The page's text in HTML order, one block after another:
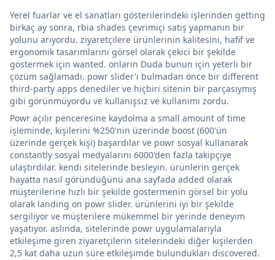
Yerel fuarlar ve el sanatları gösterilerindeki işlerinden getting
birkaç ay sonra, rbia shades çevrimiçi satış yapmanın bir
yolunu arıyordu. ziyaretçilere ürünlerinin kalitesini, hafif ve
ergonomik tasarımlarını görsel olarak çekici bir şekilde
göstermek için wanted. onların Duda bunun için yeterli bir
çözüm sağlamadı. powr slider'ı bulmadan önce bir different
third-party apps denediler ve hiçbiri sitenin bir parçasıymış
gibi görünmüyordu ve kullanışsız ve kullanımı zordu.
Powr açılır penceresine kaydolma a small amount of time
işleminde, kişilerini %250'nin üzerinde boost (600'ün
üzerinde gerçek kişi) başardılar ve powr sosyal kullanarak
constantly sosyal medyalarını 6000'den fazla takipçiye
ulaştırdılar. kendi sitelerinde besleyin. ürünlerin gerçek
hayatta nasıl göründüğünü ana sayfada added olarak
müşterilerine hızlı bir şekilde göstermenin görsel bir yolu
olarak landing on powr slider. ürünlerini iyi bir şekilde
sergiliyor ve müşterilere mükemmel bir yerinde deneyim
yaşatıyor. aslında, sitelerinde powr uygulamalarıyla
etkileşime giren ziyaretçilerin sitelerindeki diğer kişilerden
2,5 kat daha uzun süre etkileşimde bulundukları discovered.